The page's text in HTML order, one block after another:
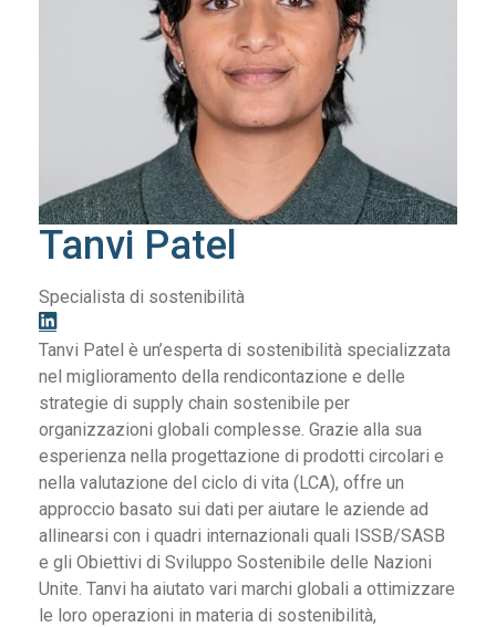
Tanvi Patel
Specialista di sostenibilità
Tanvi Patel è un’esperta di sostenibilità specializzata
nel miglioramento della rendicontazione e delle
strategie di supply chain sostenibile per
organizzazioni globali complesse. Grazie alla sua
esperienza nella progettazione di prodotti circolari e
nella valutazione del ciclo di vita (LCA), offre un
approccio basato sui dati per aiutare le aziende ad
allinearsi con i quadri internazionali quali ISSB/SASB
e gli Obiettivi di Sviluppo Sostenibile delle Nazioni
Unite. Tanvi ha aiutato vari marchi globali a ottimizzare
le loro operazioni in materia di sostenibilità,